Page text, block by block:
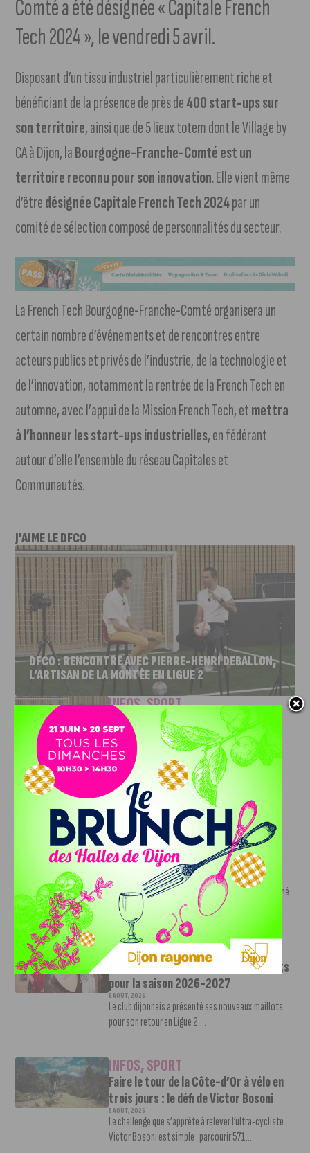
Comté a été désignée « Capitale French
Tech 2024 », le vendredi 5 avril.
Disposant d’un tissu industriel particulièrement riche et
bénéficiant de la présence de près de400 start-ups sur
son territoire, ainsi que de 5 lieux totem dont le Village by
CA à Dijon, laBourgogne-Franche-Comté est un
territoire reconnu pour son innovation. Elle vient même
d’êtredésignée Capitale French Tech 2024par un
comité de sélection composé de personnalités du secteur.
La French Tech Bourgogne-Franche-Comté organisera un
certain nombre d’événements et de rencontres entre
acteurs publics et privés de l’industrie, de la technologie et
de l’innovation, notamment la rentrée de la French Tech en
automne, avec l’appui de la Mission French Tech, etmettra
à l’honneur les start-ups industrielles, en fédérant
autour d’elle l’ensemble du réseau Capitales et
Communautés.
J'AIME LE DFCO
DFCO : RENCONTRE AVEC PIERRE-HENRI DEBALLON,
L’ARTISAN DE LA MONTÉE EN LIGUE 2
INFOS,SPORT
DFCO : Rencontre avec Pierre-Henri
Deballon, l’artisan de la montée en
Ligue 2
7 AOÛT, 2026
Le DFCO est de retour en Ligue 2 après trois ans
d’absence. La saison...
INFOS SPORT
Nouvelle arrivée à la JDA Basket,
Shevon Thompson est dijonnais
7 AOÛT, 2026
Le mercato estival de la JDA n’est pas encore terminé.
Une nouvelle recrue vient...
INFOS,SPORT
Le DFCO dévoile ses nouveaux maillots
pour la saison 2026-2027
6 AOÛT, 2026
Le club dijonnais a présenté ses nouveaux maillots
pour son retour en Ligue 2....
INFOS,SPORT
Faire le tour de la Côte-d’Or à vélo en
trois jours : le défi de Victor Bosoni
5 AOÛT, 2026
Le challenge que s’apprête à relever l’ultra-cycliste
Victor Bosoni est simple : parcourir 571...